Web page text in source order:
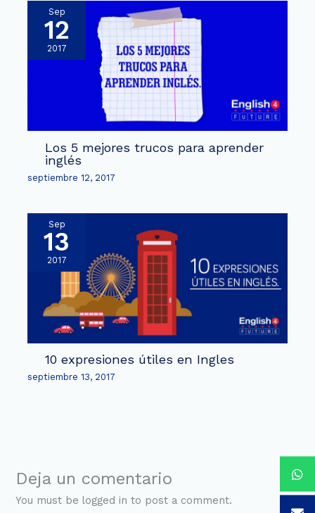
Sep
12
2017
Los 5 mejores trucos para aprender
inglés
septiembre 12, 2017
Sep
13
2017
10 expresiones útiles en Ingles
septiembre 13, 2017
Deja un comentario
You must be logged in to post a comment.